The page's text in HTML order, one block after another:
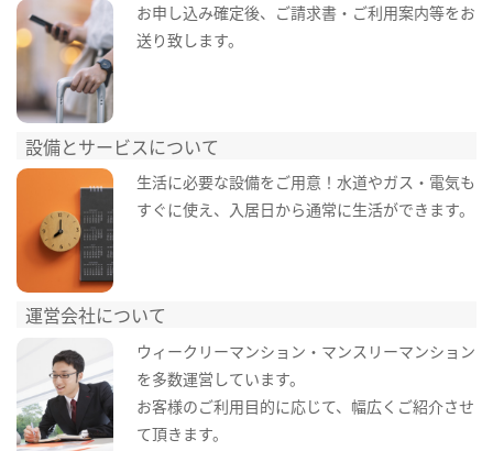
お申し込み確定後、ご請求書・ご利用案内等をお
送り致します。
設備とサービスについて
生活に必要な設備をご用意！水道やガス・電気も
すぐに使え、入居日から通常に生活ができます。
運営会社について
ウィークリーマンション・マンスリーマンション
を多数運営しています。
お客様のご利用目的に応じて、幅広くご紹介させ
て頂きます。